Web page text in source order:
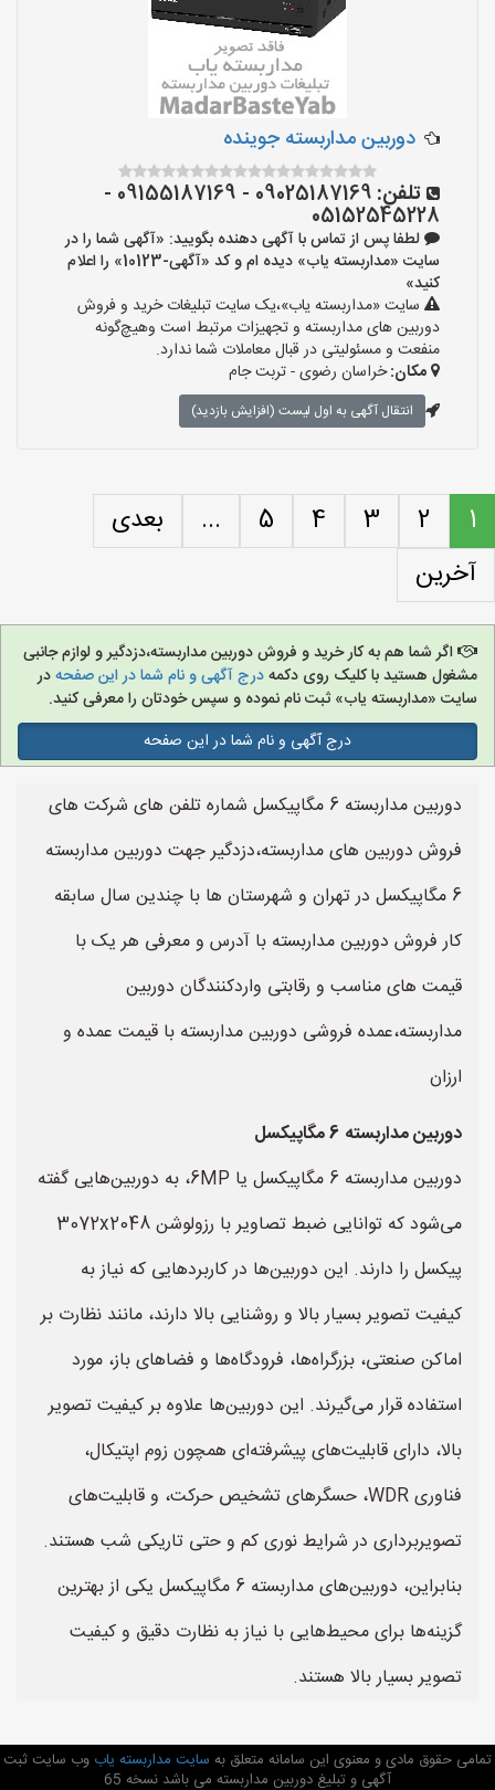
دوربین مداربسته جوینده
تلفن:
09025187169 - 09155187169 -
05152545228
لطفا پس از تماس با آگهی دهنده بگویید: «آگهی شما را در
سایت «مداربسته یاب» دیده ام و کد «آگهی-10123» را اعلام
کنید»
سایت «مداربسته یاب»،یک سایت تبلیغات خرید و فروش
دوربین های مداربسته و تجهیزات مرتبط است وهیچ‌گونه
منفعت و مسئولیتی در قبال معاملات شما ندارد.
مکان:خراسان رضوی - تربت جام
انتقال آگهی به اول لیست (افزایش بازدید)
1
2
3
4
5
...
بعدی
آخرین
اگر شما هم به کار خرید و فروش دوربین مداربسته،دزدگیر و لوازم جانبی
مشغول هستید با کلیک روی دکمهدرج آگهی و نام شما در این صفحهدر
سایت «مداربسته یاب» ثبت نام نموده و سپس خودتان را معرفی کنید.
درج آگهی و نام شما در این صفحه
دوربین مداربسته 6 مگاپیکسل شماره تلفن های شرکت های
فروش دوربین های مداربسته،دزدگیر جهت دوربین مداربسته
6 مگاپیکسل در تهران و شهرستان ها با چندین سال سابقه
کار فروش دوربین مداربسته با آدرس و معرفی هر یک با
قیمت های مناسب و رقابتی واردکنندگان دوربین
مداربسته،عمده فروشی دوربین مداربسته با قیمت عمده و
ارزان
دوربین مداربسته 6 مگاپیکسل
دوربین مداربسته 6 مگاپیکسل یا 6MP، به دوربین‌هایی گفته
می‌شود که توانایی ضبط تصاویر با رزولوشن 3072x2048
پیکسل را دارند. این دوربین‌ها در کاربردهایی که نیاز به
کیفیت تصویر بسیار بالا و روشنایی بالا دارند، مانند نظارت بر
اماکن صنعتی، بزرگراه‌ها، فرودگاه‌ها و فضاهای باز، مورد
استفاده قرار می‌گیرند. این دوربین‌ها علاوه بر کیفیت تصویر
بالا، دارای قابلیت‌های پیشرفته‌ای همچون زوم اپتیکال،
فناوری WDR، حسگرهای تشخیص حرکت، و قابلیت‌های
تصویربرداری در شرایط نوری کم و حتی تاریکی شب هستند.
بنابراین، دوربین‌های مداربسته 6 مگاپیکسل یکی از بهترین
گزینه‌ها برای محیط‌هایی با نیاز به نظارت دقیق و کیفیت
تصویر بسیار بالا هستند.
تمامی حقوق مادی و معنوی این سامانه متعلق به سایت مداربسته یاب وب سایت ثبت
آگهی و تبلیغ دوربین مداربسته می باشد نسخه 65